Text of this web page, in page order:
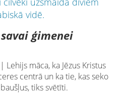
ģimenei
māca, ka Jēzus Kristus
centrā un ka tie, kas seko
tiks svētīti.